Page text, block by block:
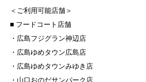
＜ご利用可能店舗＞
■ フードコート店舗
・広島フジグラン神辺店
・広島ゆめタウン広島店
・広島ゆめタウンみゆき店
・山口おのだサンパーク店